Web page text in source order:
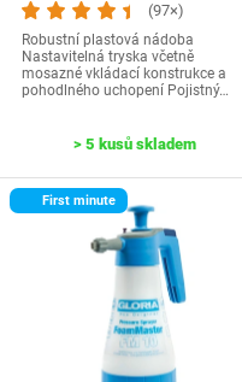
(97×)
Robustní plastová nádoba
Nastavitelná tryska včetně
mosazné vkládací konstrukce a
pohodlného uchopení Pojistný…
> 5 kusů skladem
First minute